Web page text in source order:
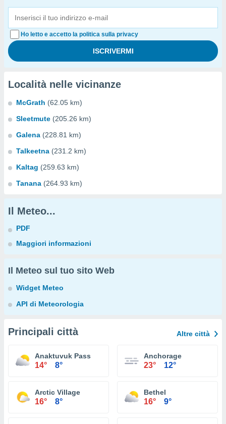
Ho letto e accetto la politica sulla privacy
Località nelle vicinanze
McGrath (62.05 km)
Sleetmute (205.26 km)
Galena (228.81 km)
Talkeetna (231.2 km)
Kaltag (259.63 km)
Tanana (264.93 km)
Il Meteo...
PDF
Maggiori informazioni
Il Meteo sul tuo sito Web
Widget Meteo
API di Meteorologia
Principali città Altre città
Anaktuvuk Pass
14° 8°
Anchorage
23° 12°
Arctic Village
16° 8°
Bethel
16° 9°